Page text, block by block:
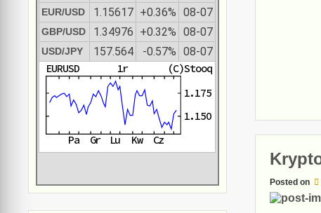
Posted on
EUR/USD 1.15617 +0.36% 08-07
GBP/USD 1.34976 +0.32% 08-07
USD/JPY 157.564 -0.57% 08-07